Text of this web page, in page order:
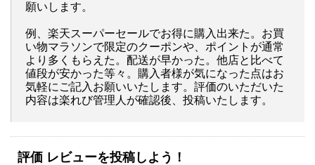
願いします。
例、楽天スーパーセールでお得に購入出来た。お買
い物マラソンで限定のクーポンや、ポイントが通常
より多くもらえた。配送が早かった。他店と比べて
値段が安かった等々。購入者様が気になった点はお
気軽にご記入お願いいたします。評価のいただいた
内容は楽れび管理人が確認後、投稿いたします。
評価 レビューを投稿しよう！